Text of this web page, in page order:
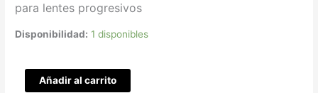
para lentes progresivos
Disponibilidad: 1 disponibles
Añadir al carrito